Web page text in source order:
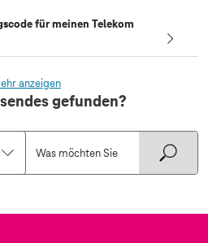
für meinen Telekom
anzeigen
gefunden?